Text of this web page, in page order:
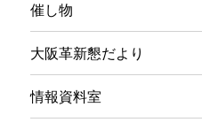
催し物
大阪革新懇だより
情報資料室